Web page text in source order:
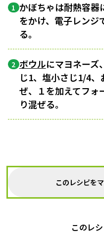
1 かぼちゃは耐熱容器
をかけ、電子レンジ
る。
2 ボウルにマヨネーズ
じ1、塩小さじ1/4
ぜ、１を加えてフォ
り混ぜる。
このレシピを
このレ